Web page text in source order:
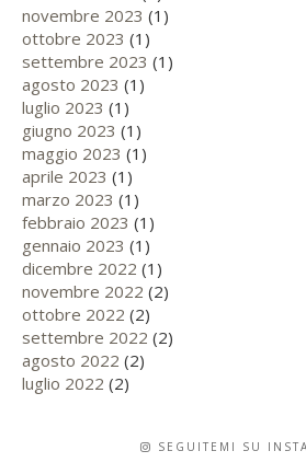
novembre 2023 (1)
ottobre 2023 (1)
settembre 2023 (1)
agosto 2023 (1)
luglio 2023 (1)
giugno 2023 (1)
maggio 2023 (1)
aprile 2023 (1)
marzo 2023 (1)
febbraio 2023 (1)
gennaio 2023 (1)
dicembre 2022 (1)
novembre 2022 (2)
ottobre 2022 (2)
settembre 2022 (2)
agosto 2022 (2)
luglio 2022 (2)
SEGUITEMI SU